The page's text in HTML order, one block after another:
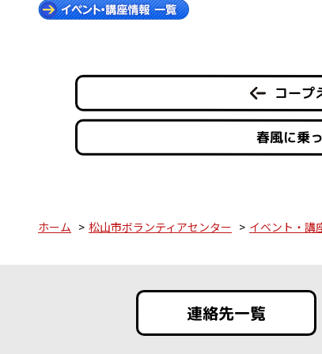
コープ
春風に乗
ホーム 松山市ボランティアセンター イベント・講
連絡先一覧